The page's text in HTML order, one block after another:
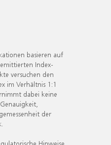
basieren auf
Index-
versuchen den
im Verhältnis 1:1
dabei keine
der